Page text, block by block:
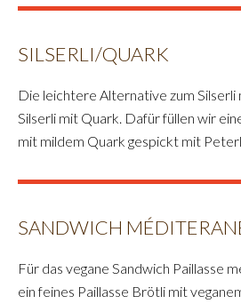
SILSERLI/QUARK
Die leichtere Alternative zum
Silserli mit Quark. Dafür füllen wir
mit mildem Quark gespickt mit
SANDWICH
Für das vegane Sandwich Paillasse
ein feines Paillasse Brötli mit